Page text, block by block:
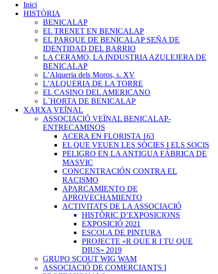
Inici
HISTÒRIA
BENICALAP
EL TRENET EN BENICALAP
EL PARQUE DE BENICALAP SEÑA DE
IDENTIDAD DEL BARRIO
LA CERAMO, LA INDUSTRIA AZULEJERA DE
BENICALAP
L’Alqueria dels Moros, s. XV
L’ALQUERIA DE LA TORRE
EL CASINO DEL AMERICANO
L`HORTA DE BENICALAP
XARXA VEÏNAL
ASSOCIACIÓ VEÏNAL BENICALAP-
ENTRECAMINOS
ACERA EN FLORISTA 163
EL QUE VEUEN LES SÒCIES I ELS SOCIS
PELIGRO EN LA ANTIGUA FÁBRICA DE
MASVIC
CONCENTRACIÓN CONTRA EL
RACISMO
APARCAMIENTO DE
APROVECHAMIENTO
ACTIVITATS DE LA ASSOCIACIÓ
HISTÒRIC D’EXPOSICIONS
EXPOSICIÓ 2021
ESCOLA DE PINTURA
PROJECTE «R QUE R I TU QUE
DIUS» 2019
GRUPO SCOUT WIG WAM
ASSOCIACIÓ DE COMERCIANTS I